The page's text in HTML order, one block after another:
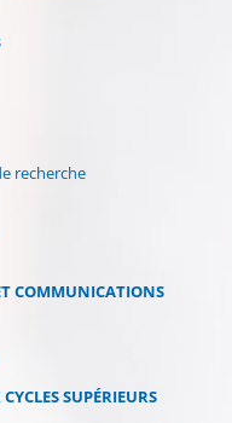
recherche
COMMUNICATIONS
SUPÉRIEURS